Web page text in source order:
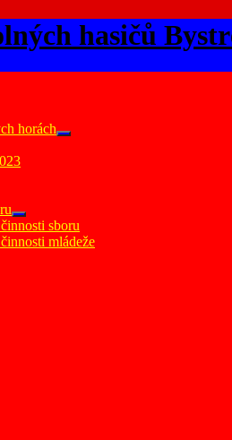
hasičů
horách
expand
expand
child
menu
sboru
mládeže